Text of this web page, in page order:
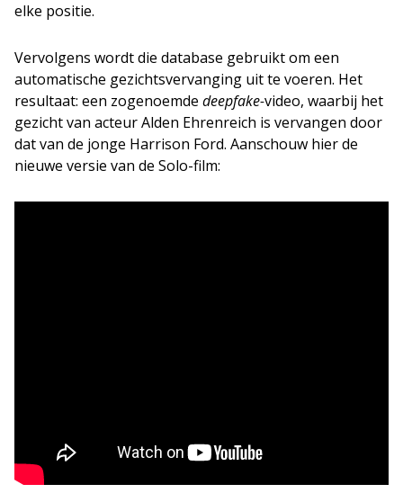
elke positie.
Vervolgens wordt die database gebruikt om een
automatische gezichtsvervanging uit te voeren. Het
resultaat: een zogenoemde deepfake-video, waarbij het
gezicht van acteur Alden Ehrenreich is vervangen door
dat van de jonge Harrison Ford. Aanschouw hier de
nieuwe versie van de Solo-film: